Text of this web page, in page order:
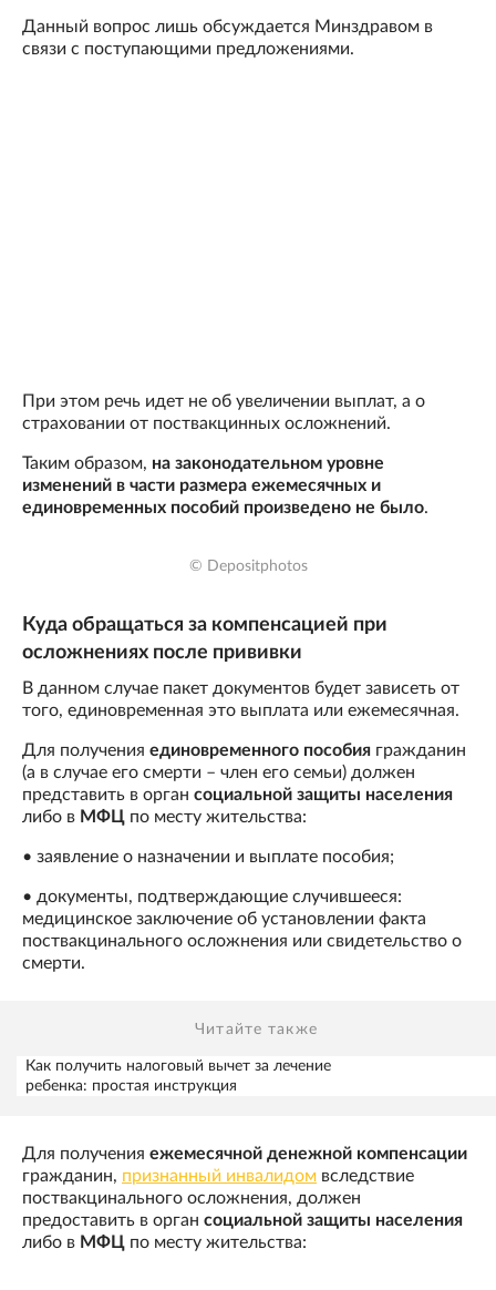
Данный вопрос лишь обсуждается Минздравом в
связи с поступающими предложениями.
При этом речь идет не об увеличении выплат, а о
страховании от поствакцинных осложнений.
Таким образом, на законодательном уровне
изменений в части размера ежемесячных и
единовременных пособий произведено не было.
© Depositphotos
Куда обращаться за компенсацией при
осложнениях после прививки
В данном случае пакет документов будет зависеть от
того, единовременная это выплата или ежемесячная.
Для получения единовременного пособия гражданин
(а в случае его смерти – член его семьи) должен
представить в орган социальной защиты населения
либо в МФЦ по месту жительства:
• заявление о назначении и выплате пособия;
• документы, подтверждающие случившееся:
медицинское заключение об установлении факта
поствакцинального осложнения или свидетельство о
смерти.
Читайте также
Как получить налоговый вычет за лечение
ребенка: простая инструкция
Для получения ежемесячной денежной компенсации
гражданин, признанный инвалидом вследствие
поствакцинального осложнения, должен
предоставить в орган социальной защиты населения
либо в МФЦ по месту жительства: